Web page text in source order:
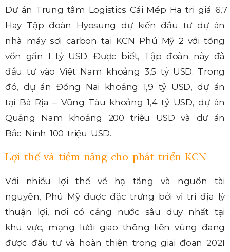
Dự án Trung tâm Logistics Cái Mép Hạ trị giá 6,7
Hay Tập đoàn Hyosung dự kiến đầu tư dự án
nhà máy sợi carbon tại KCN Phú Mỹ 2 với tổng
vốn gần 1 tỷ USD. Được biết, Tập đoàn này đã
đầu tư vào Việt Nam khoảng 3,5 tỷ USD. Trong
đó, dự án Đồng Nai khoảng 1,9 tỷ USD, dự án
tại Bà Rịa – Vũng Tàu khoảng 1,4 tỷ USD, dự án
Quảng Nam khoảng 200 triệu USD và dự án
Bắc Ninh 100 triệu USD.
Lợi thế và tiềm năng cho phát triển KCN
Với nhiều lợi thế về hạ tầng và nguồn tài
nguyên, Phú Mỹ được đặc trưng bởi vị trí địa lý
thuận lợi, nơi có cảng nước sâu duy nhất tại
khu vực, mạng lưới giao thông liên vùng đang
được đầu tư và hoàn thiện trong giai đoạn 2021